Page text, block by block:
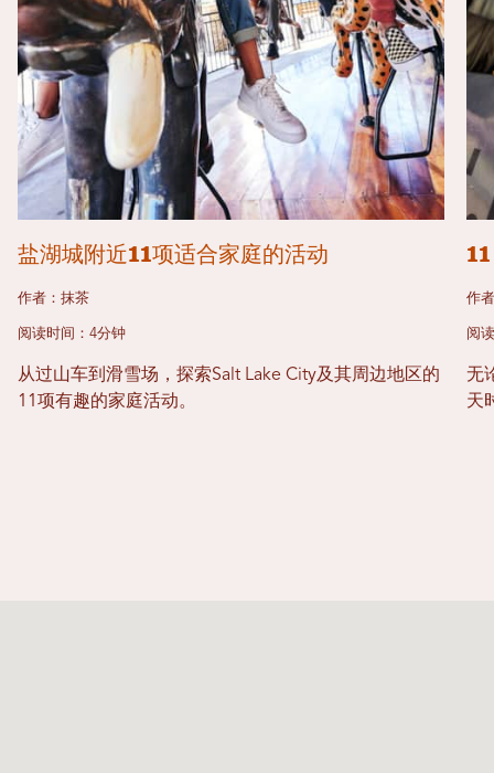
盐湖城附近11项适合家庭的活动
作者：抹茶
阅读时间：4分钟
从过山车到滑雪场，探索Salt Lake City及其周边地区的
11项有趣的家庭活动。
作
阅
无
天